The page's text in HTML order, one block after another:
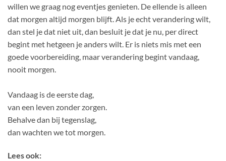
willen we graag nog eventjes genieten. De ellende is alleen
dat morgen altijd morgen blijft. Als je echt verandering wilt,
dan stel je dat niet uit, dan besluit je dat je nu, per direct
begint met hetgeen je anders wilt. Er is niets mis met een
goede voorbereiding, maar verandering begint vandaag,
nooit morgen.
Vandaag is de eerste dag,
van een leven zonder zorgen.
Behalve dan bij tegenslag,
dan wachten we tot morgen.
Lees ook: